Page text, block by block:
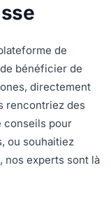
de
bénéficier de
directement
rencontriez des
conseils pour
ou souhaitiez
nos experts sont là